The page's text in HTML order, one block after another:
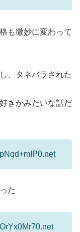
も微妙に変わって
、タネバラされた
きかみたいな話だ
た